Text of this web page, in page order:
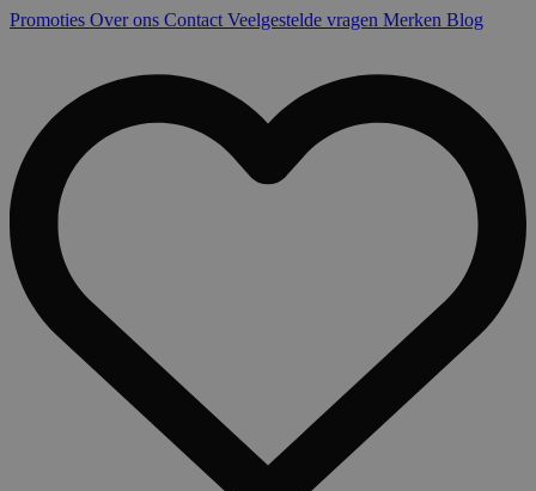
Promoties Over ons Contact Veelgestelde vragen Merken Blog